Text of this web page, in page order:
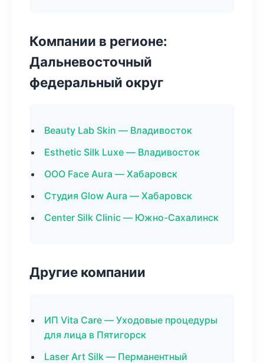
Компании в регионе:
Дальневосточный
федеральный округ
Beauty Lab Skin — Владивосток
Esthetic Silk Luxe — Владивосток
ООО Face Aura — Хабаровск
Студия Glow Aura — Хабаровск
Center Silk Clinic — Южно-Сахалинск
Другие компании
ИП Vita Care — Уходовые процедуры
для лица в Пятигорск
Laser Art Silk — Перманентный